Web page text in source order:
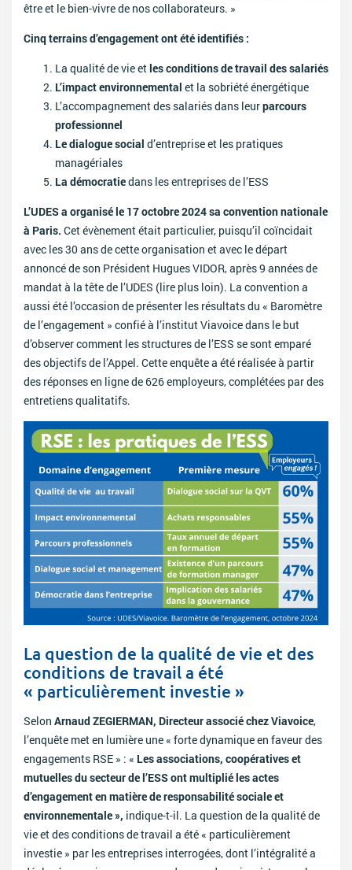
être et le bien-vivre de nos collaborateurs. »
Cinq terrains d’engagement ont été identifiés :
La qualité de vie etles conditions de travail des salariés
L’impact environnemental et la sobriété énergétique
L’accompagnement des salariés dans leurparcours
professionnel
Le dialogue social d’entreprise et les pratiques
managériales
La démocratiedans les entreprises de l’ESS
L’UDES a organisé le 17 octobre 2024 sa convention nationale
à Paris. Cet évènement était particulier, puisqu’il coïncidait
avec les 30 ans de cette organisation et avec le départ
annoncé de son Président Hugues VIDOR, après 9 années de
mandat à la tête de l’UDES (lire plus loin). La convention a
aussi été l’occasion de présenter les résultats du « Baromètre
de l’engagement » confié à l’institut Viavoice dans le but
d’observer comment les structures de l’ESS se sont emparé
des objectifs de l’Appel. Cette enquête a été réalisée à partir
des réponses en ligne de 626 employeurs, complétées par des
entretiens qualitatifs.
La question de la qualité de vie et des
conditions de travail a été
« particulièrement investie »
Selon Arnaud ZEGIERMAN, Directeur associé chez Viavoice,
l’enquête met en lumière une « forte dynamique en faveur des
engagements RSE » : « Les associations, coopératives et
mutuelles du secteur de l’ESS ont multiplié les actes
d’engagement en matière de responsabilité sociale et
environnementale », indique-t-il. La question de la qualité de
vie et des conditions de travail a été « particulièrement
investie » par les entreprises interrogées, dont l’intégralité a